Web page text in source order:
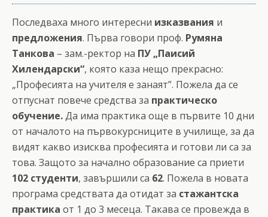
Последваха много интересни изказвания и
предложения. Първа говори проф. Румяна
Танкова – зам.-ректор на ПУ „Паисий
Хилендарски“, която каза нещо прекрасно:
„Професията на учителя е занаят”. Пожела да се
отпуснат повече средства за практическо
обучение.Да има практика още в първите 10 дни
от началото на първокурсниците в училище, за да
видят какво изисква професията и готови ли са за
това. Защото за начално образование са приети
102 студенти, завършили са 62. Пожела в новата
програма средствата да отидат за стажантска
практика от 1 до 3 месеца. Такава се провежда в